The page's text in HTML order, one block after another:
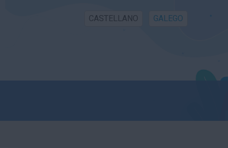
CASTELLANO GALEGO